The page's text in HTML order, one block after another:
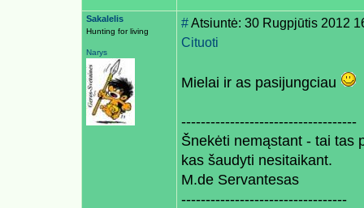
Sakalelis
Hunting for living
Narys
#Atsiuntė: 30 Rugpjūtis 2012
Cituoti
Mielai ir as pasijungciau
------------------------------------
Šnekėti nemąstant - tai tas
kas šaudyti nesitaikant.
M.de Servantesas
----------------------------------